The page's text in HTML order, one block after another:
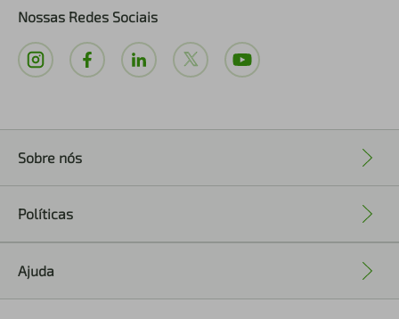
Nossas Redes Sociais
Sobre nós
Políticas
Ajuda